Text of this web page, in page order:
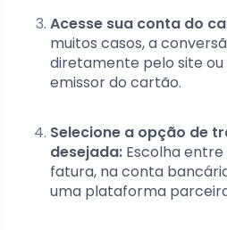
Acesse sua conta do
muitos casos, a
diretamente pelo site
emissor do cartão.
Selecione a opção de
desejada: Escolha
fatura, na conta
uma plataforma